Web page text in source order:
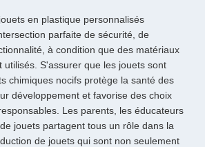
en plastique personnalisés
parfaite de sécurité, de
à condition que des matériaux
utilisés. S'assurer que les jouets sont
chimiques nocifs protège la santé des
développement et favorise des choix
Les parents, les éducateurs
jouets partagent tous un rôle dans la
de jouets qui sont non seulement